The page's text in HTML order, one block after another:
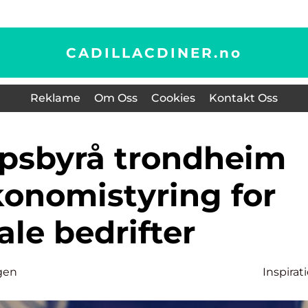
CADILLACDINER.no
Reklame Om Oss Cookies Kontakt Oss
for
bedrifter